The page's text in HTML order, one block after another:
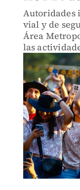
Autoridades
vial y de
Área
las